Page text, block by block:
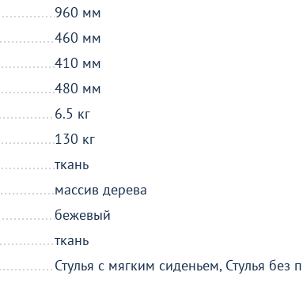
960 мм
460 мм
410 мм
480 мм
6.5 кг
130 кг
ткань
массив дерева
бежевый
ткань
Стулья с мягким сиденьем, Стулья без